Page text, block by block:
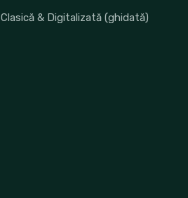
& Digitalizată (ghidată)